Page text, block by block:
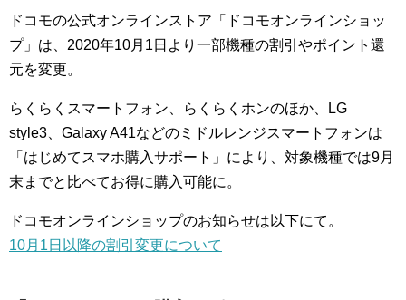
ドコモの公式オンラインストア「ドコモオンラインショッ
プ」は、2020年10月1日より一部機種の割引やポイント還
元を変更。
らくらくスマートフォン、らくらくホンのほか、LG
style3、Galaxy A41などのミドルレンジスマートフォンは
「はじめてスマホ購入サポート」により、対象機種では9月
末までと比べてお得に購入可能に。
ドコモオンラインショップのお知らせは以下にて。
10月1日以降の割引変更について